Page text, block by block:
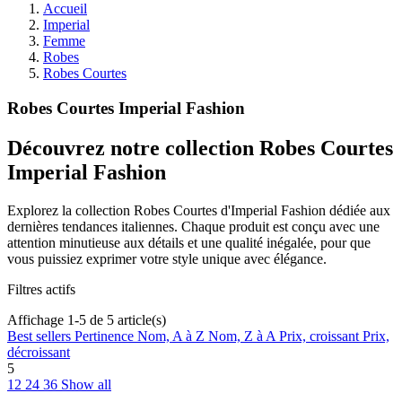
Accueil
Imperial
Femme
Robes
Robes Courtes
Robes Courtes Imperial Fashion
Découvrez notre collection Robes Courtes
Imperial Fashion
Explorez la collection Robes Courtes d'Imperial Fashion dédiée aux
dernières tendances italiennes. Chaque produit est conçu avec une
attention minutieuse aux détails et une qualité inégalée, pour que
vous puissiez exprimer votre style unique avec élégance.
Filtres actifs
Affichage 1-5 de 5 article(s)
Best sellers Pertinence Nom, A à Z Nom, Z à A Prix, croissant Prix,
décroissant
5
12 24 36 Show all